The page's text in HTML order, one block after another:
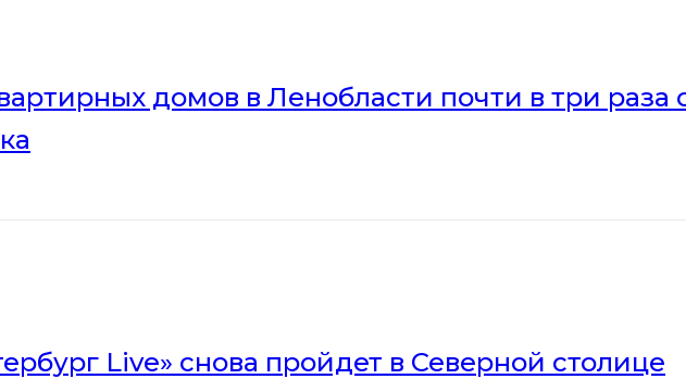
домов в Ленобласти почти в три раза
Live» снова пройдет в Северной столице